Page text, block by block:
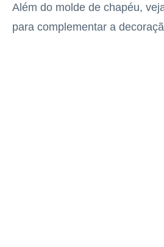
Além do molde de chapéu,
para complementar a